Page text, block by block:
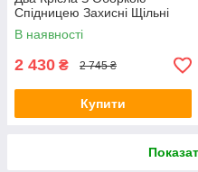
Спідницею Захисні Щільні
Kaspi Туреччина Сірий колір
В наявності
2 430 ₴ 2 745 ₴
Купити